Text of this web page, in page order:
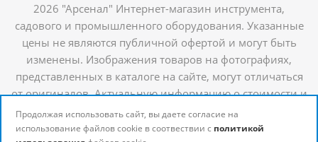
2026 "Арсенал" Интернет-магазин инструмента,
садового и промышленного оборудования. Указанные
цены не являются публичной офертой и могут быть
изменены. Изображения товаров на фотографиях,
представленных в каталоге на сайте, могут отличаться
от оригиналов. Актуальную информацию о стоимости и
наличии товаров можно получить у наших
менеджеров
Продолжая использовать сайт, вы даете согласие на
использование файлов cookie в соотвествии с политикой